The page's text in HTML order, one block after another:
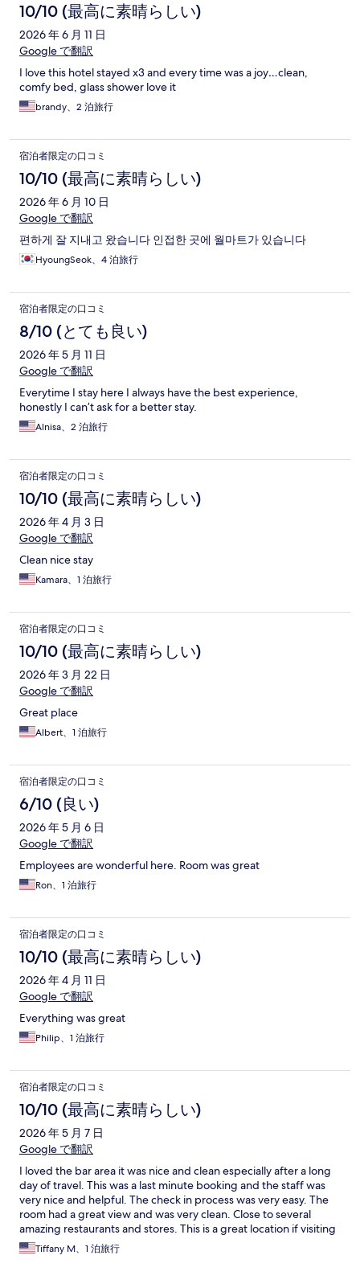
コ
ミ
10/10 (最高に素晴らしい)
2026 年 6 月 11 日
Google で翻訳
I love this hotel stayed x3 and every time was a joy…clean,
comfy bed, glass shower love it
brandy、2 泊旅行
宿泊者限定の口コミ
10/10 (最高に素晴らしい)
2026 年 6 月 10 日
Google で翻訳
편하게 잘 지내고 왔습니다 인접한 곳에 월마트가 있습니다
HyoungSeok、4 泊旅行
宿泊者限定の口コミ
8/10 (とても良い)
2026 年 5 月 11 日
Google で翻訳
Everytime I stay here I always have the best experience,
honestly I can’t ask for a better stay.
Alnisa、2 泊旅行
宿泊者限定の口コミ
10/10 (最高に素晴らしい)
2026 年 4 月 3 日
Google で翻訳
Clean nice stay
Kamara、1 泊旅行
宿泊者限定の口コミ
10/10 (最高に素晴らしい)
2026 年 3 月 22 日
Google で翻訳
Great place
Albert、1 泊旅行
宿泊者限定の口コミ
6/10 (良い)
2026 年 5 月 6 日
Google で翻訳
Employees are wonderful here. Room was great
Ron、1 泊旅行
宿泊者限定の口コミ
10/10 (最高に素晴らしい)
2026 年 4 月 11 日
Google で翻訳
Everything was great
Philip、1 泊旅行
宿泊者限定の口コミ
10/10 (最高に素晴らしい)
2026 年 5 月 7 日
Google で翻訳
I loved the bar area it was nice and clean especially after a long
day of travel. This was a last minute booking and the staff was
very nice and helpful. The check in process was very easy. The
room had a great view and was very clean. Close to several
amazing restaurants and stores. This is a great location if visiting
the Expo Center.
Tiffany M、1 泊旅行